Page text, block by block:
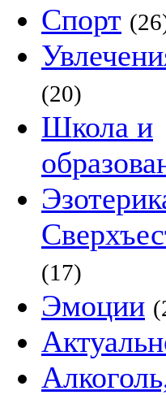
Спорт
(20)
Школа и
(17)
Эмоции